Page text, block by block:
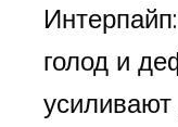
голод и